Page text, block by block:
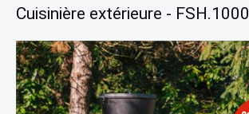
Cuisinière extérieure - FSH.1000